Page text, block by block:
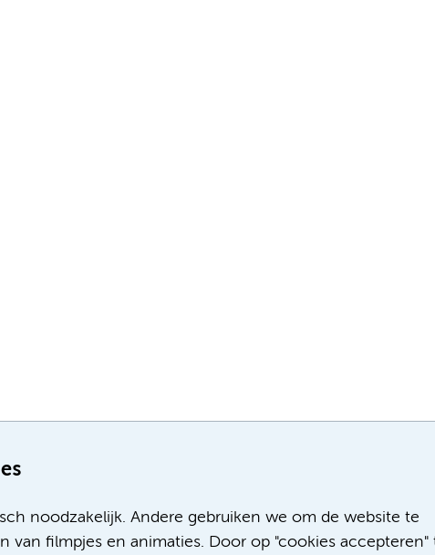
noodzakelijk. Andere gebruiken we om de website te
filmpjes en animaties. Door op "cookies accepteren"